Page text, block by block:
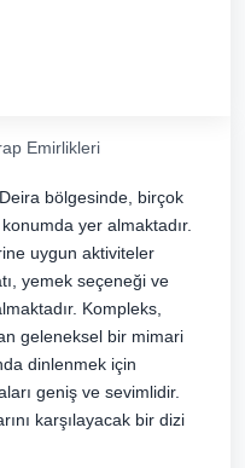
Emirlikleri
bölgesinde, birçok
yer almaktadır.
uygun aktiviteler
yemek seçeneği ve
Kompleks,
geleneksel bir mimari
dinlenmek için
geniş ve sevimlidir.
karşılayacak bir dizi